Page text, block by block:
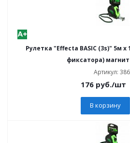
Рулетка "Effecta BASIC (3s)" 5м
фиксатора) магнит
Артикул:
176 руб./шт
В корзину